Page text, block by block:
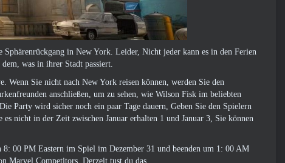
in New York. Leider, Nicht jeder kann es in den Ferien
was in ihrer Stadt passiert.
Wenn Sie nicht nach New York reisen können, werden Sie den
anschließen, um zu sehen, wie Wilson Fisk im beliebten
Party wird sicher noch ein paar Tage dauern, Geben Sie den Spielern
nicht in der Zeit zwischen Januar erhalten 1 und Januar 3, Sie können
00 PM Eastern im Spiel im Dezember 31 und beenden um 1: 00 AM
Marvel Competitors, Derzeit tust du das.